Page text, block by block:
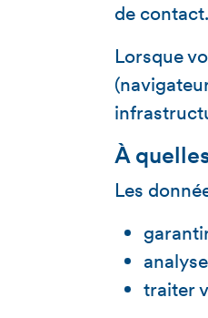
de contact.
Lorsque
À
Les
traiter